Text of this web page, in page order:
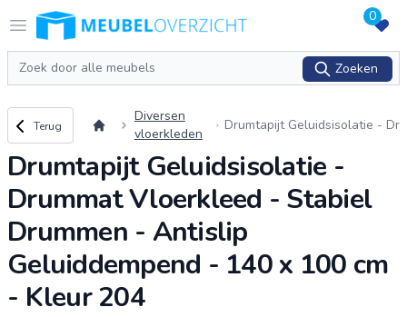
Open menu
Logo Meubeloverzicht.nl 0
Zoeken
Zoeken
Terug naar overzicht
Terug
Diversen
vloerkleden
Drumtapijt Geluidsisolatie - Dr
rummen - Antislip Geluiddemp
end - 140 x 1...
Drumtapijt Geluidsisolatie -
Drummat Vloerkleed - Stabiel
Drummen - Antislip
Geluiddempend - 140 x 100 cm
- Kleur 204